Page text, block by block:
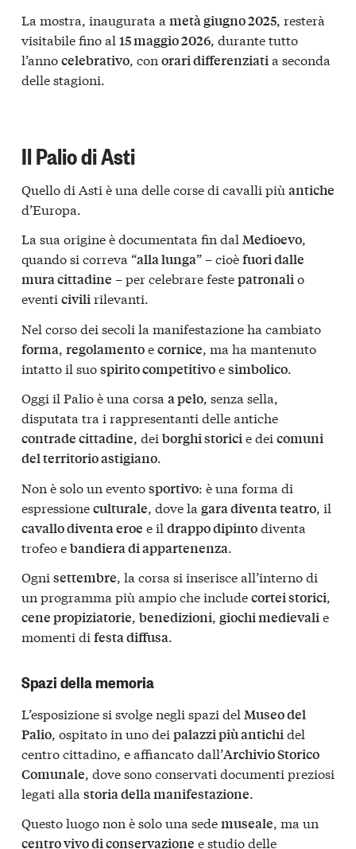
La mostra, inaugurata a metà giugno 2025, resterà
visitabile fino al 15 maggio 2026, durante tutto
l’annocelebrativo, con orari differenziatia seconda
delle stagioni.
Il Palio di Asti
Quello di Asti è una delle corse di cavalli più antiche
d’Europa.
La sua origine è documentata fin dal Medioevo,
quando si correva “alla lunga” – cioèfuori dalle
mura cittadine – per celebrare festepatronalio
eventi civilirilevanti.
Nel corso dei secoli la manifestazione ha cambiato
forma, regolamentoecornice, ma ha mantenuto
intatto il suospirito competitivoesimbolico.
Oggi il Palio è una corsa a pelo, senza sella,
disputata tra i rappresentanti delle antiche
contrade cittadine, dei borghi storicie dei comuni
del territorio astigiano.
Non è solo un eventosportivo: è una forma di
espressioneculturale, dove la gara diventa teatro, il
cavallo diventa eroe e il drappo dipintodiventa
trofeo ebandiera di appartenenza.
Ogni settembre, la corsa si inserisce all’interno di
un programma più ampio che includecortei storici,
cene propiziatorie, benedizioni, giochi medievalie
momenti di festa diffusa.
Spazi della memoria
L’esposizione si svolge negli spazi del Museo del
Palio, ospitato in uno dei palazzi più antichidel
centro cittadino, e affiancato dall’Archivio Storico
Comunale, dove sono conservati documenti preziosi
legati alla storia della manifestazione.
Questo luogo non è solo una sedemuseale, ma un
centro vivo di conservazione e studio delle